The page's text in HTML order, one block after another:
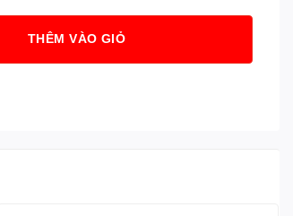
THÊM VÀO GIỎ